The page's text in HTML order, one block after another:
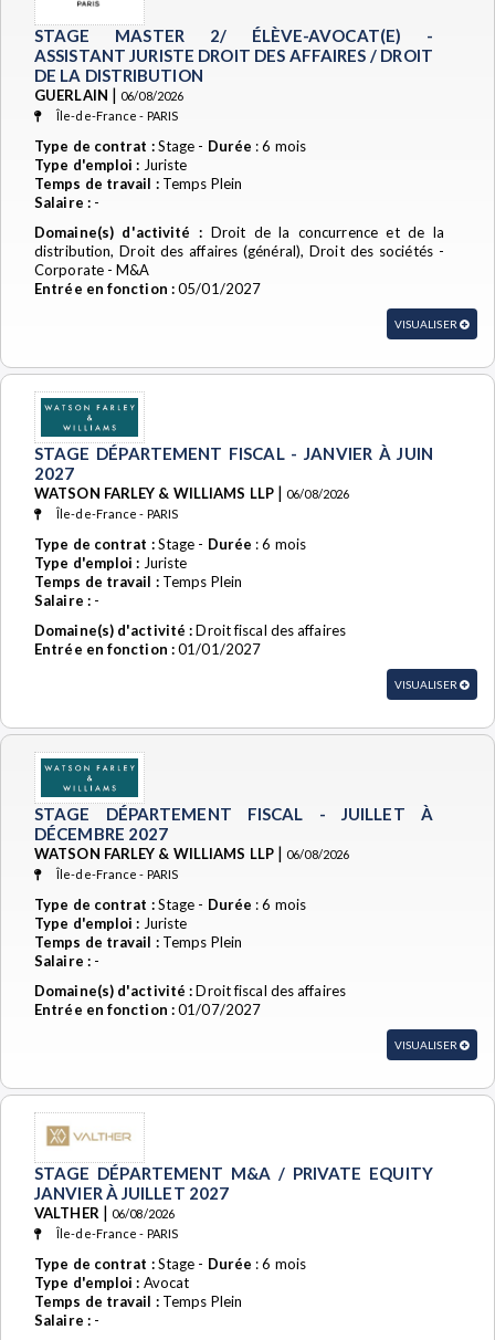
STAGE MASTER 2/ ÉLÈVE-AVOCAT(E) -
ASSISTANT JURISTE DROIT DES AFFAIRES / DROIT
DE LA DISTRIBUTION
GUERLAIN | 06/08/2026
Île-de-France - PARIS
Type de contrat :Stage - Durée : 6 mois
Type d'emploi : Juriste
Temps de travail :Temps Plein
Salaire :-
Domaine(s) d'activité : Droit de la concurrence et de la
distribution, Droit des affaires (général), Droit des sociétés -
Corporate - M&A
Entrée en fonction :05/01/2027
VISUALISER
STAGE DÉPARTEMENT FISCAL - JANVIER À JUIN
2027
WATSON FARLEY & WILLIAMS LLP| 06/08/2026
Île-de-France - PARIS
Type de contrat :Stage - Durée : 6 mois
Type d'emploi : Juriste
Temps de travail :Temps Plein
Salaire :-
Domaine(s) d'activité :Droit fiscal des affaires
Entrée en fonction :01/01/2027
VISUALISER
STAGE DÉPARTEMENT FISCAL - JUILLET À
DÉCEMBRE 2027
WATSON FARLEY & WILLIAMS LLP| 06/08/2026
Île-de-France - PARIS
Type de contrat :Stage - Durée : 6 mois
Type d'emploi : Juriste
Temps de travail :Temps Plein
Salaire :-
Domaine(s) d'activité :Droit fiscal des affaires
Entrée en fonction :01/07/2027
VISUALISER
STAGE DÉPARTEMENT M&A / PRIVATE EQUITY
JANVIER À JUILLET 2027
VALTHER | 06/08/2026
Île-de-France - PARIS
Type de contrat :Stage - Durée : 6 mois
Type d'emploi : Avocat
Temps de travail :Temps Plein
Salaire :-